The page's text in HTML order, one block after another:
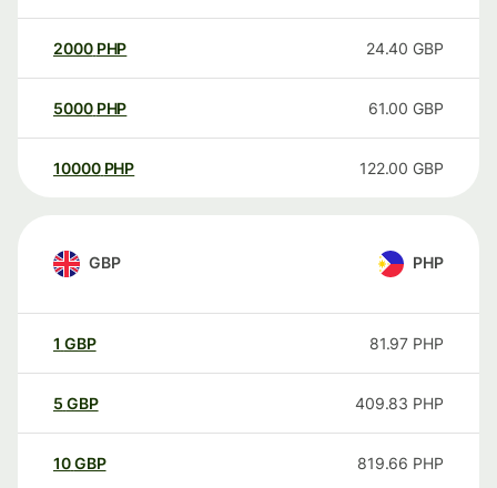
2000 PHP 24.40 GBP
5000 PHP 61.00 GBP
10000 PHP 122.00 GBP
GBP PHP
1 GBP 81.97 PHP
5 GBP 409.83 PHP
10GBP 819.66 PHP